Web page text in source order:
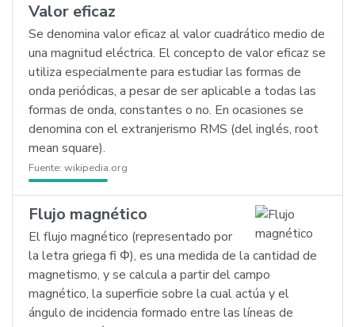
Valor eficaz
Se denomina valor eficaz al valor cuadrático medio de
una magnitud eléctrica. El concepto de valor eficaz se
utiliza especialmente para estudiar las formas de
onda periódicas, a pesar de ser aplicable a todas las
formas de onda, constantes o no. En ocasiones se
denomina con el extranjerismo RMS (del inglés, root
mean square).
Fuente: wikipedia.org
Flujo magnético
El flujo magnético (representado por
la letra griega fi Φ), es una medida de la cantidad de
magnetismo, y se calcula a partir del campo
magnético, la superficie sobre la cual actúa y el
ángulo de incidencia formado entre las líneas de